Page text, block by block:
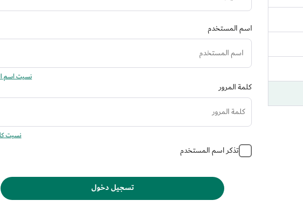
اسم المستخدم
نسيت اسم
كلمة المرور
نسيت
تذكر اسم المستخدم
تسجيل دخول